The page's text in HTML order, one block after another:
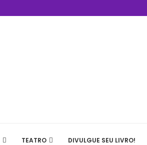
TEATRO DIVULGUE SEU LIVRO!